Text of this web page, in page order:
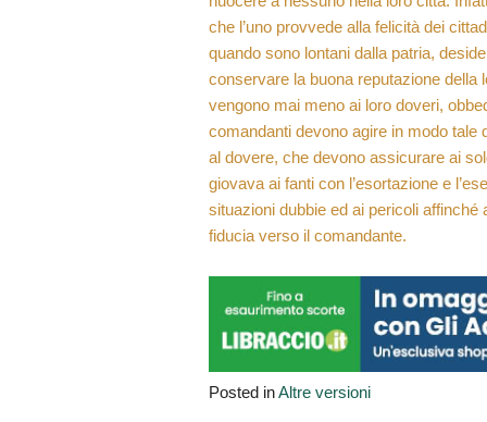
che l’uno provvede alla felicità dei
quando sono lontani dalla patria,
conservare la buona reputazione della
vengono mai meno ai loro doveri,
comandanti devono agire in modo tale
al dovere, che devono assicurare ai
giovava ai fanti con l’esortazione e
situazioni dubbie ed ai pericoli
fiducia verso il comandante.
Posted inAltre versioni